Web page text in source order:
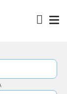
Accesso